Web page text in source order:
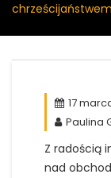
chrześcijaństwem
17
Paulina
Z radością
nad